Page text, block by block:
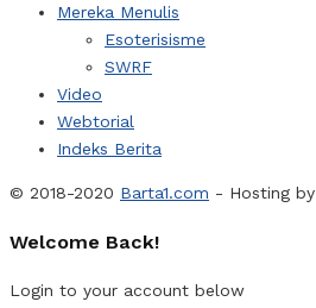
Mereka Menulis
Esoterisisme
SWRF
Video
Webtorial
Indeks Berita
© 2018-2020 Barta1.com - Hosting by
Welcome Back!
Login to your account below